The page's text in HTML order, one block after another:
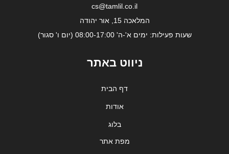
cs@tamlil.co.il
המלאכה 15, אור יהודה
שעות פעילות: ימים א'-ה' 08:00-17:00 (יום ו' סגור)
ניווט באתר
דף הבית
אודות
בלוג
מפת אתר